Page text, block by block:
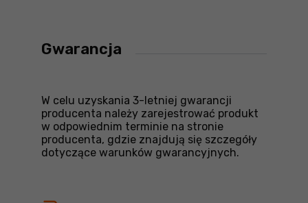
Gwarancja
W celu uzyskania 3-letniej gwarancji
producenta należy zarejestrować produkt
w odpowiednim terminie na stronie
producenta, gdzie znajdują się szczegóły
dotyczące warunków gwarancyjnych.